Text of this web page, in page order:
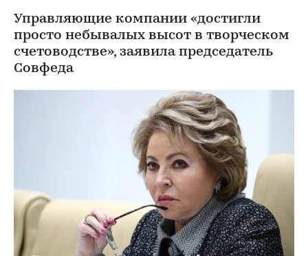
Управляющие компании «достигли
просто небывалых высот в творческом
счетоводстве», заявила председатель
Совфеда